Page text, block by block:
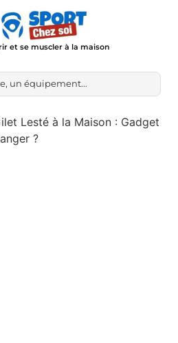
et se muscler à la maison
Lesté à la Maison : Gadget
?